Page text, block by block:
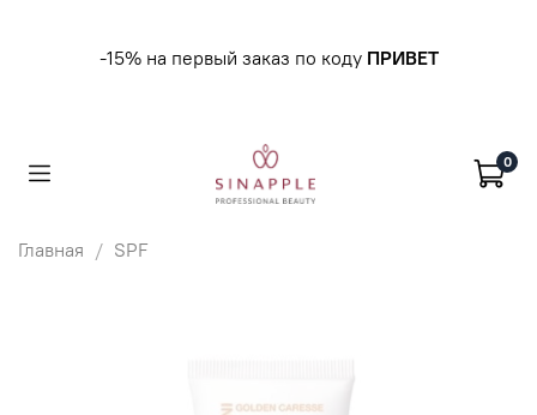
-15% на первый заказ по коду ПРИВЕТ
0
Главная SPF